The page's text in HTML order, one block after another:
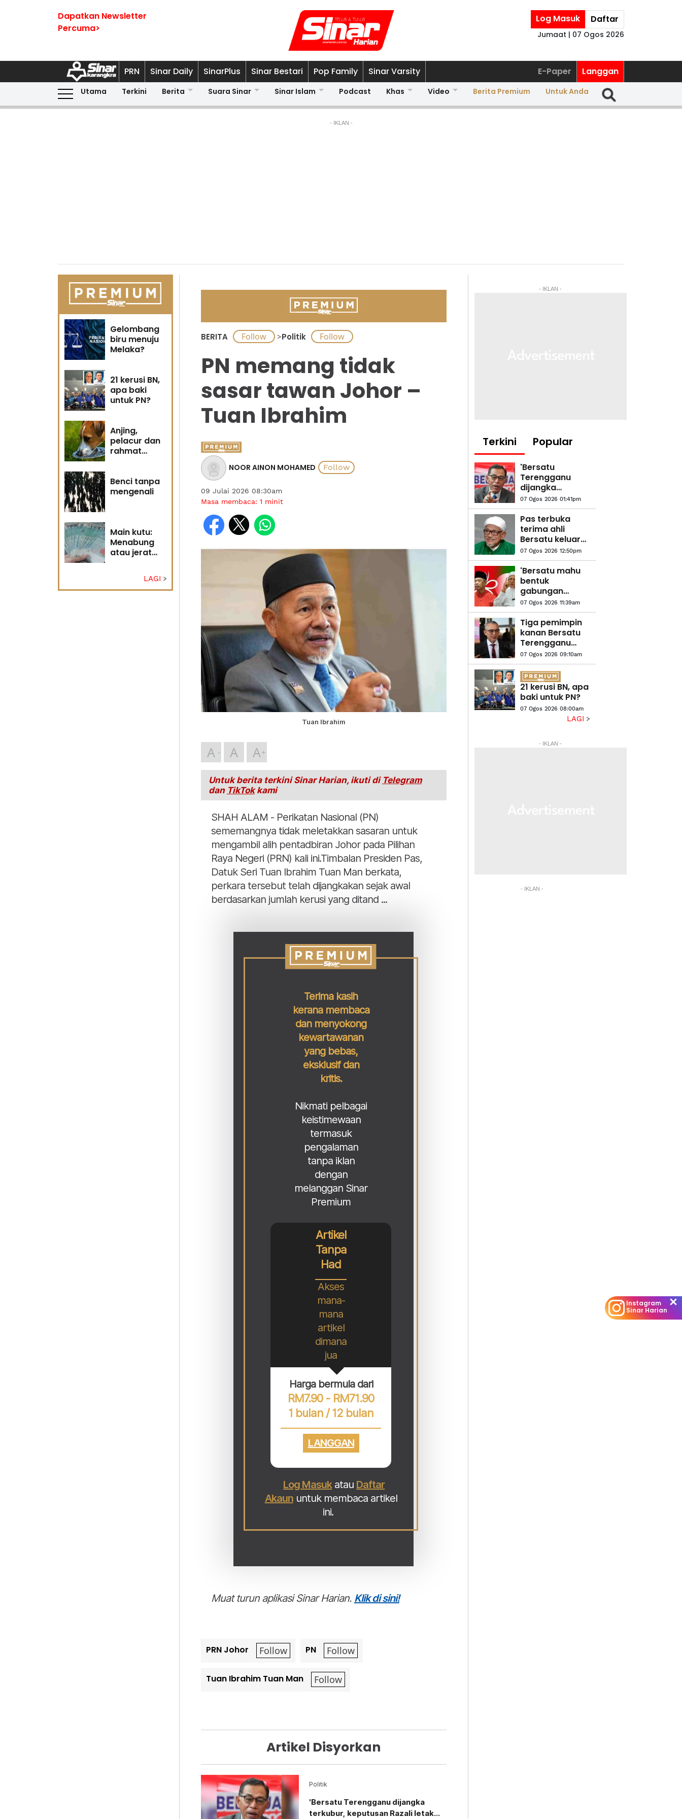
Dapatkan Newsletter
Percuma>
Log Masuk Daftar
Jumaat | 07 Ogos 2026
PRN Sinar Daily SinarPlus Sinar Bestari Pop Family Sinar Varsity E-Paper Langgan
Utama Terkini Berita Suara Sinar Sinar Islam Podcast Khas Video Berita Premium Untuk Anda
- IKLAN -
Gelombang
biru menuju
Melaka?
21 kerusi BN,
apa baki
untuk PN?
Anjing,
pelacur dan
rahmat
Benci tanpa
mengenali
Main kutu:
Menabung
atau jerat
LAGI
BERITA >Politik
PN memang tidak
sasar tawan Johor –
Tuan Ibrahim
NOOR AINON MOHAMED
09 Julai 2026 08:30am
Masa membaca: 1 minit
Tuan Ibrahim
A A A
Untuk berita terkini Sinar Harian, ikuti di Telegram
dan TikTokkami
SHAH ALAM - Perikatan Nasional (PN)
sememangnya tidak meletakkan sasaran untuk
mengambil alih pentadbiran Johor pada Pilihan
Raya Negeri (PRN) kali ini.Timbalan Presiden Pas,
Datuk Seri Tuan Ibrahim Tuan Man berkata,
perkara tersebut telah dijangkakan sejak awal
berdasarkan jumlah kerusi yang ditand ...
Terima kasih
kerana membaca
dan menyokong
kewartawanan
yang bebas,
eksklusif dan
kritis.
Nikmati pelbagai
keistimewaan
termasuk
pengalaman
tanpa iklan
dengan
melanggan Sinar
Premium
Artikel
Tanpa
Had
Akses
mana-
mana
artikel
dimana
jua
Harga bermula dari
RM7.90 - RM71.90
1 bulan / 12 bulan
LANGGAN
Log Masukatau Daftar
Akaununtuk membaca artikel
ini.
Muat turun aplikasi Sinar Harian. Klik di sini!
PRN Johor PN
Tuan Ibrahim Tuan Man
Artikel Disyorkan
Politik
'Bersatu Terengganu dijangka
terkubur, keputusan Razali letak
- IKLAN -
Terkini Popular
'Bersatu
Terengganu
dijangka
terkubur,
keputusan
Razali letak
jawatan tepat' -
Rosol
07 Ogos 2026 01:41pm
Pas terbuka
terima ahli
Bersatu keluar
parti - Abdul
Hadi
07 Ogos 2026 12:50pm
'Bersatu mahu
bentuk
gabungan
baharu,
automatik
terkeluar
daripada PN'-
Abdul Hadi
07 Ogos 2026 11:39am
Tiga pemimpin
kanan Bersatu
Terengganu
letak jawatan
07 Ogos 2026 09:10am
21 kerusi BN, apa
baki untuk PN?
07 Ogos 2026 08:00am
LAGI
- IKLAN -
- IKLAN -
Instagram
Sinar Harian